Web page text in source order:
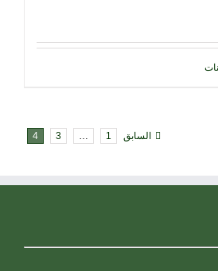
السابق 1
…
3
4